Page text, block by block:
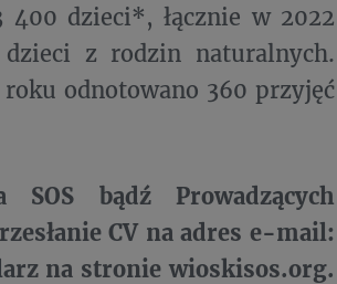
400 dzieci*, łącznie w 2022
z rodzin naturalnych.
odnotowano 360 przyjęć
SOS bądź Prowadzących
CV na adres e-mail:
na stronie wioskisos.org.